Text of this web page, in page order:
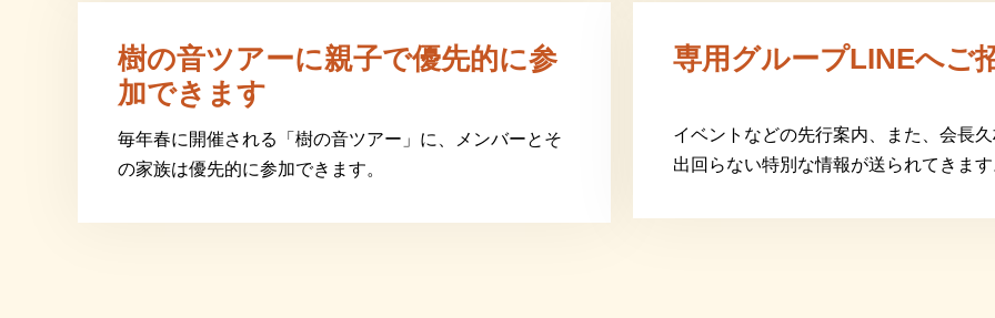
樹の音ツアーに親子で優先的に参
加できます
毎年春に開催される「樹の音ツアー」に、メンバーとそ
の家族は優先的に参加できます。
専用グループLINEへご
イベントなどの先行案内、また、会長
出回らない特別な情報が送られてきま